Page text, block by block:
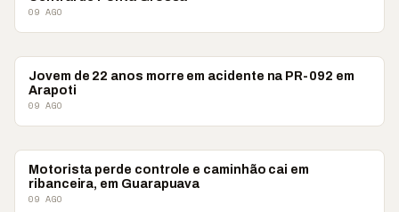
09 AGO
POLICIAL
Jovem de 22 anos morre em acidente na PR-092 em
Arapoti
09 AGO
POLICIAL
Motorista perde controle e caminhão cai em
ribanceira, em Guarapuava
09 AGO